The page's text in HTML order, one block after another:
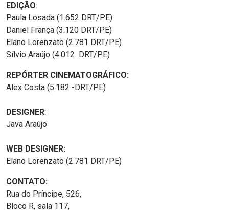
EDIÇÃO:
Paula Losada (1.652 DRT/PE)
Daniel França (3.120 DRT/PE)
Elano Lorenzato (2.781 DRT/PE)
Sílvio Araújo (4.012 DRT/PE)
REPÓRTER CINEMATOGRÁFICO:
Alex Costa (5.182 -DRT/PE)
DESIGNER:
Java Araújo
WEB DESIGNER:
Elano Lorenzato (2.781 DRT/PE)
CONTATO:
Rua do Príncipe, 526,
Bloco R, sala 117,